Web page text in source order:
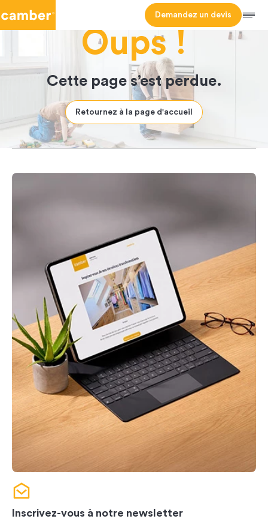
Demandez un devis Menu
Oups !
Cette page s’est perdue.
Retournez à la page d'accueil
Inscrivez-vous à notre newsletter